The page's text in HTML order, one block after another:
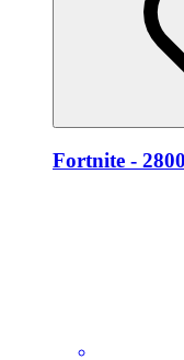
Fortnite -